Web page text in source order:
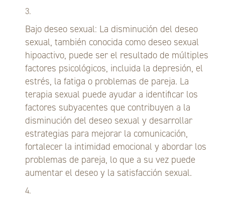
Bajo deseo sexual: La disminución del deseo
sexual, también conocida como deseo sexual
hipoactivo, puede ser el resultado de múltiples
factores psicológicos, incluida la depresión, el
estrés, la fatiga o problemas de pareja. La
terapia sexual puede ayudar a identificar los
factores subyacentes que contribuyen a la
disminución del deseo sexual y desarrollar
estrategias para mejorar la comunicación,
fortalecer la intimidad emocional y abordar los
problemas de pareja, lo que a su vez puede
aumentar el deseo y la satisfacción sexual.